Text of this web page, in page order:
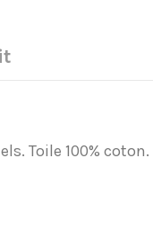
Toile 100% coton.